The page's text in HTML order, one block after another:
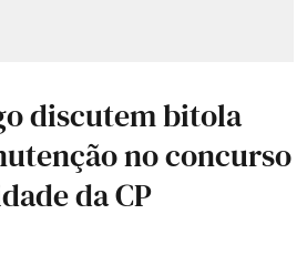
discutem bitola
no concurso
da CP